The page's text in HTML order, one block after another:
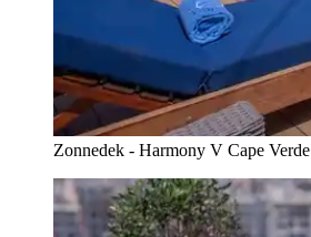
Zonnedek - Harmony V Cape Verde